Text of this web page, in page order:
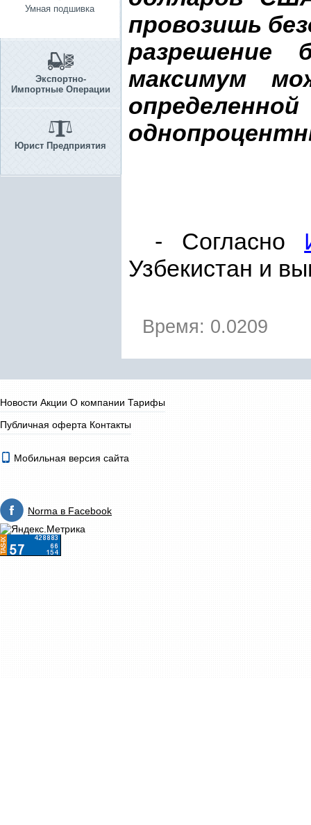
Умная подшивка
Экспортно-
Импортные Операции
Юрист Предприятия
провозишь
разрешение
максимум
- Согласно
Узбекистан и
Время: 0.0209
Новости Акции О компании Тарифы
Публичная оферта Контакты
Мобильная версия сайта
Norma в Facebook